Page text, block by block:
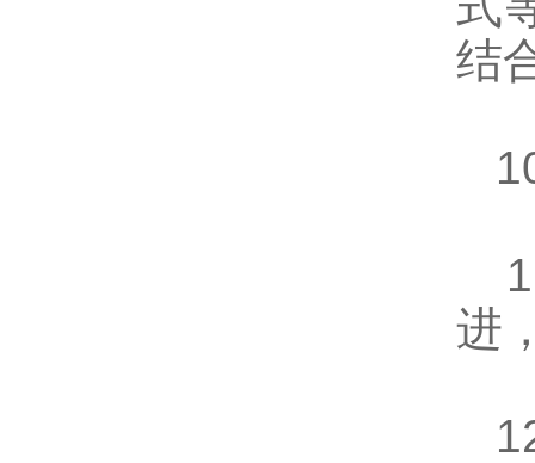
结
进